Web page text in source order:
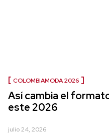
COLOMBIAMODA 2026
Así cambia el
este 2026
julio 24, 2026